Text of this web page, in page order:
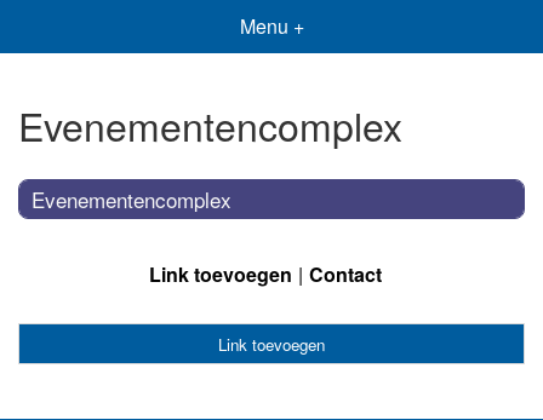
Menu +
Evenementencomplex
Evenementencomplex
Link toevoegen Contact
Link toevoegen